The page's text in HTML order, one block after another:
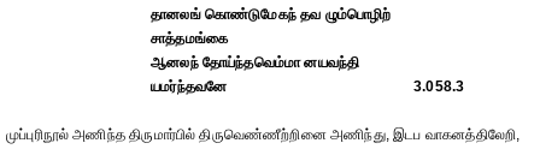
தானலங் கொண்டுமேகந் தவ ழும்பொழிற்
சாத்தமங்கை
ஆனலந் தோய்ந்தவெம்மா னயவந்தி
யமர்ந்தவனே
3.058.3
முப்புரிநூல் அணிந்த திருமார்பில் திருவெண்ணீற்றினை அணிந்து, இடப வாகனத்திலேறி,